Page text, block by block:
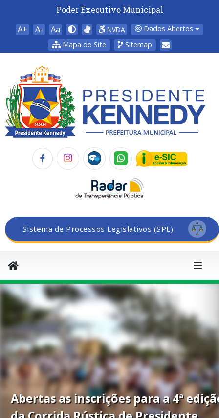
Poder Executivo Municipal
A+ A- Aa NVDA
Dados Abertos
Mapa do Site
Sitemap
Sistema de Processos Legislativos (SPL)
Abertas as inscrições para a 4ª